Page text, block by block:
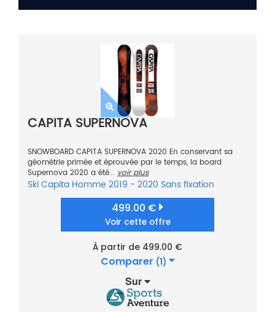
CAPITA SUPERNOVA
SNOWBOARD CAPITA SUPERNOVA 2020 En conservant sa
géométrie primée et éprouvée par le temps, la board
Supernova 2020 a été... voir plus
SkiCapita Homme 2019 - 2020 Sans fixation
499.00 €
Voir cette offre
À partir de 499.00 €
Comparer (1)
Sur